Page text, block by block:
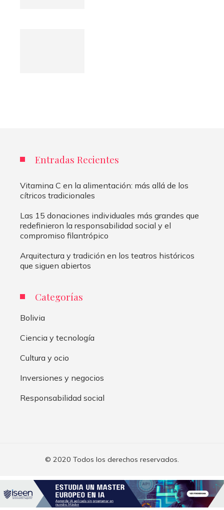
Entradas Recientes
Vitamina C en la alimentación: más allá de los
cítricos tradicionales
Las 15 donaciones individuales más grandes que
redefinieron la responsabilidad social y el
compromiso filantrópico
Arquitectura y tradición en los teatros históricos
que siguen abiertos
Categorías
Bolivia
Ciencia y tecnología
Cultura y ocio
Inversiones y negocios
Responsabilidad social
© 2020 Todos los derechos reservados.